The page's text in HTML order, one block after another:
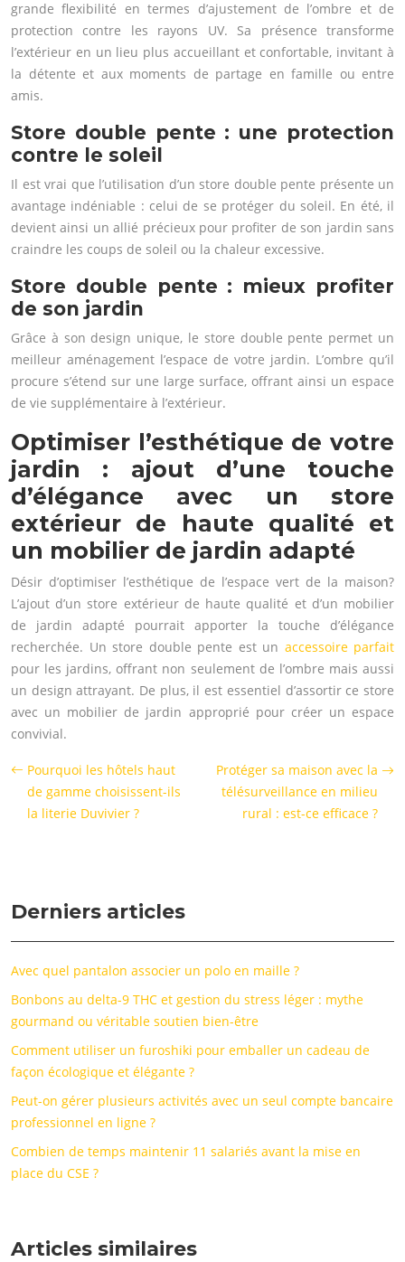
grande flexibilité en termes d’ajustement de l’ombre et de
protection contre les rayons UV. Sa présence transforme
l’extérieur en un lieu plus accueillant et confortable, invitant à
la détente et aux moments de partage en famille ou entre
amis.
Store double pente : une protection
contre le soleil
Il est vrai que l’utilisation d’un store double pente présente un
avantage indéniable : celui de se protéger du soleil. En été, il
devient ainsi un allié précieux pour profiter de son jardin sans
craindre les coups de soleil ou la chaleur excessive.
Store double pente : mieux profiter
de son jardin
Grâce à son design unique, le store double pente permet un
meilleur aménagement l’espace de votre jardin. L’ombre qu’il
procure s’étend sur une large surface, offrant ainsi un espace
de vie supplémentaire à l’extérieur.
Optimiser l’esthétique de votre
jardin : ajout d’une touche
d’élégance avec un store
extérieur de haute qualité et
un mobilier de jardin adapté
Désir d’optimiser l’esthétique de l’espace vert de la maison?
L’ajout d’un store extérieur de haute qualité et d’un mobilier
de jardin adapté pourrait apporter la touche d’élégance
recherchée. Un store double pente est un accessoire parfait
pour les jardins, offrant non seulement de l’ombre mais aussi
un design attrayant. De plus, il est essentiel d’assortir ce store
avec un mobilier de jardin approprié pour créer un espace
convivial.
Pourquoi les hôtels haut
de gamme choisissent-ils
la literie Duvivier ?
Protéger sa maison avec la
télésurveillance en milieu
rural : est-ce efficace ?
Derniers articles
Avec quel pantalon associer un polo en maille ?
Bonbons au delta-9 THC et gestion du stress léger : mythe
gourmand ou véritable soutien bien-être
Comment utiliser un furoshiki pour emballer un cadeau de
façon écologique et élégante ?
Peut-on gérer plusieurs activités avec un seul compte bancaire
professionnel en ligne ?
Combien de temps maintenir 11 salariés avant la mise en
place du CSE ?
Articles similaires